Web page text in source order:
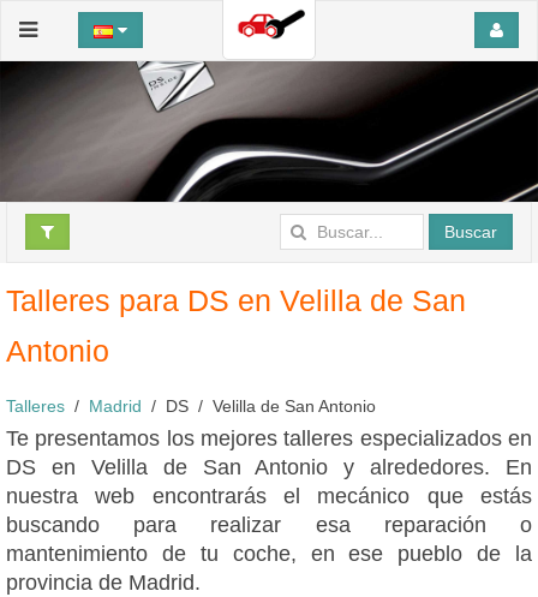
Buscar
Talleres para DS en Velilla de San
Antonio
Talleres Madrid DS Velilla de San Antonio
Te presentamos los mejores talleres especializados en
DS en Velilla de San Antonio y alrededores. En
nuestra web encontrarás el mecánico que estás
buscando para realizar esa reparación o
mantenimiento de tu coche, en ese pueblo de la
provincia de Madrid.